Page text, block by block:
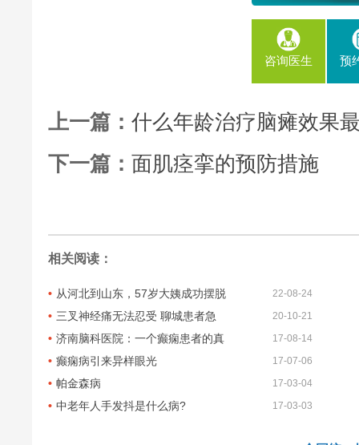
咨询医生 预
上一篇： 什么年龄治疗脑瘫效果
下一篇： 面肌痉挛的预防措施
相关阅读：
从河北到山东，57岁大姨成功摆脱 22-08-24
三叉神经痛无法忍受 聊城患者急 20-10-21
济南脑科医院：一个癫痫患者的真 17-08-14
癫痫病引来异样眼光 17-07-06
帕金森病 17-03-04
中老年人手发抖是什么病? 17-03-03